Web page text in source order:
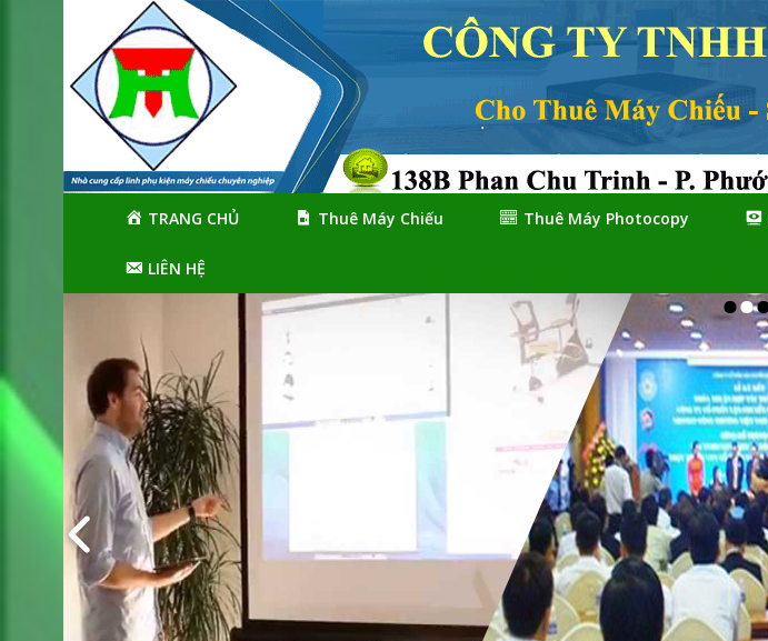
navigation
content
TRANG CHỦ Thuê Máy Chiếu Thuê Máy Photocopy
LIÊN HỆ